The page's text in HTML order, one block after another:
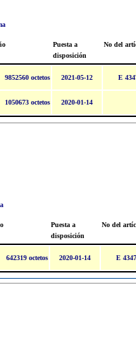
Puesta a
disposición
No del
9852560 octetos 2021-05-12 E
1050673 octetos 2020-01-14
Puesta a
disposición
No del
642319 octetos 2020-01-14 E